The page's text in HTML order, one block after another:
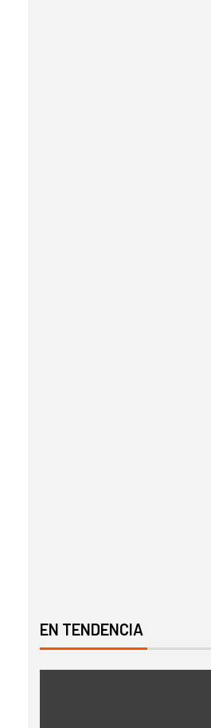
EN TENDENCIA